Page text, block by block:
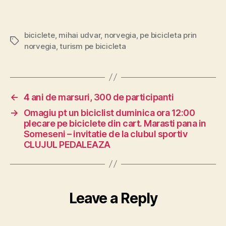
Tags
biciclete, mihai udvar, norvegia pe bicicleta prin
norvegia ,turism pe bicicleta
← 4 ani de marsuri, 300 de participanti
→
Omagiu pt un biciclist duminica ora 12:00
plecare pe biciclete din cart. Marasti pana in
Someseni – invitatie de la clubul sportiv
CLUJUL PEDALEAZA
Leave a Reply